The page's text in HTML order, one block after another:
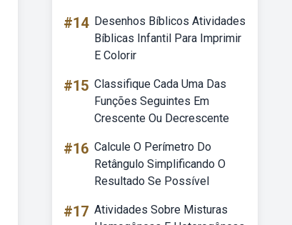
#14 Desenhos Bíblicos Atividades
Bíblicas Infantil Para Imprimir
E Colorir
#15 Classifique Cada Uma Das
Funções Seguintes Em
Crescente Ou Decrescente
#16 Calcule O Perímetro Do
Retângulo Simplificando O
Resultado Se Possível
#17 Atividades Sobre Misturas